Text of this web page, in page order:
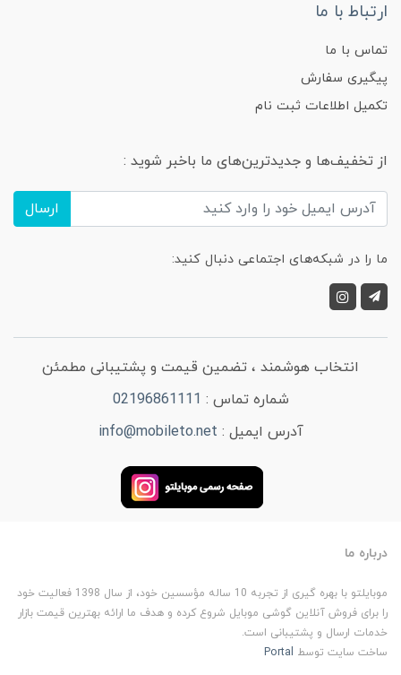
ارتباط با ما
تماس با ما
پیگیری سفارش
تکمیل اطلاعات ثبت نام
از تخفیف‌ها و جدیدترین‌های ما باخبر شوید :
ارسال
ما را در شبکه‌های اجتماعی دنبال کنید:
انتخاب هوشمند ، تضمین قیمت و پشتیبانی مطمئن
شماره تماس : 02196861111
آدرس ایمیل : info@mobileto.net
درباره ما
موبایلتو با بهره گیری از تجربه 10 ساله مؤسسین خود، از سال 1398 فعالیت خود
را برای فروش آنلاین گوشی موبایل شروع کرده و هدف ما ارائه بهترین قیمت بازار
خدمات ارسال و پشتیبانی است.
ساخت سایت توسط Portal